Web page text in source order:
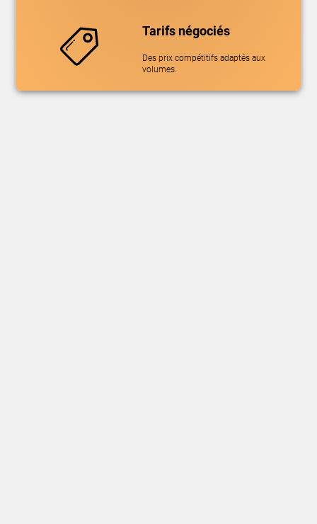
Tarifs négociés
Des prix compétitifs adaptés aux
volumes.